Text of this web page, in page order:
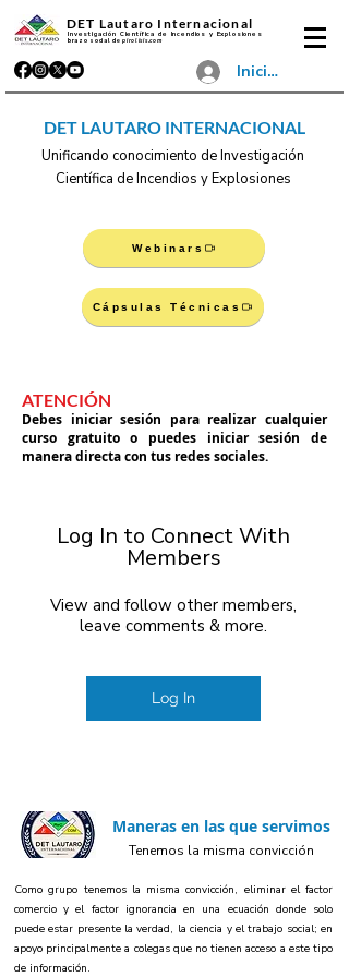
Iniciar sesión
DET Lautaro Internacional
Investigación Científica de Incendios y Explosiones
brazo social depirolisis.com
DET LAUTARO INTERNACIONAL
Unificando conocimiento de Investigación
Científica de Incendios y Explosiones
Webinars
Cápsulas Técnicas
ATENCIÓN
Debes iniciar sesión para realizar cualquier
curso gratuito o puedes iniciar sesión de
manera directa con tus redes sociales.
Log In to Connect With
Members
View and follow other members,
leave comments & more.
Log In
Maneras en las que servimos
Tenemos la misma convicción
Como grupo tenemos la misma convicción, eliminar el factor
comercio y el factor ignorancia en una ecuación donde solo
puede estar presente la verdad, la ciencia y el trabajo social; en
apoyo principalmente a colegas que no tienen acceso a este tipo
de información.